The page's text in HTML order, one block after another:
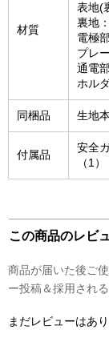
材質
表地(
裏地
電極
プレ
通電
ホル
同梱品 生地
付属品
安全
（1）
この商品のレビ
商品が届いた後ご使
ー投稿＆採用される
まだレビューはあ